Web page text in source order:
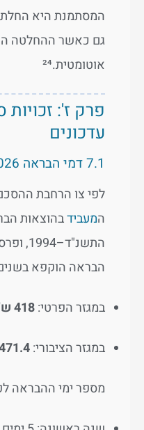
המסתמנת היא החלת
גם כאשר ההחלטה
אוטומטית.²⁴
פרק ז': זכויות
עדכונים
7.1 דמי הבראה 2026
לפי צו הרחבת
המעבידבהוצאות
הבראה הוקפא בשנים 2024-
במגזר הפרטי:418 ש"ח
במגזר הציבורי:471.4
מספר ימי ההבראה